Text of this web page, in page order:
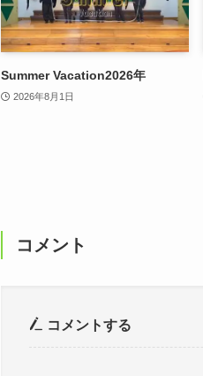
Summer Vacation2026年
2026年8月1日
コメント
コメントする